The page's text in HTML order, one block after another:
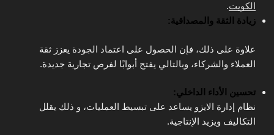
الكويت.
زيادة الثقة والمصداقية:
علاوة على ذلك، فإن الحصول على اعتماد الجودة يعزز ثقة
العملاء والشركاء، وبالتالي يفتح أبوابًا لفرص تجارية جديدة.
تحسين الأداء الداخلي:
نظام إدارة الايزو يساعد على تبسيط العمليات، و ذلك يقلل
التكاليف ويزيد الإنتاجية.